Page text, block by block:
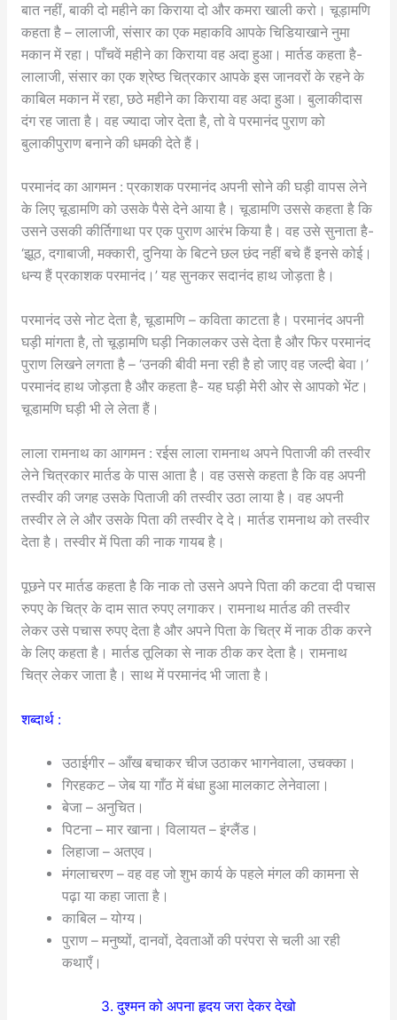
बात नहीं, बाकी दो महीने का किराया दो और कमरा खाली करो। चूड़ामणि
कहता है – लालाजी, संसार का एक महाकवि आपके चिडियाखाने नुमा
मकान में रहा। पाँचवें महीने का किराया वह अदा हुआ। मार्तड कहता है-
लालाजी, संसार का एक श्रेष्ठ चित्रकार आपके इस जानवरों के रहने के
काबिल मकान में रहा, छठे महीने का किराया वह अदा हुआ। बुलाकीदास
दंग रह जाता है। वह ज्यादा जोर देता है, तो वे परमानंद पुराण को
बुलाकीपुराण बनाने की धमकी देते हैं।
परमानंद का आगमन : प्रकाशक परमानंद अपनी सोने की घड़ी वापस लेने
के लिए चूडामणि को उसके पैसे देने आया है। चूडामणि उससे कहता है कि
उसने उसकी कीर्तिगाथा पर एक पुराण आरंभ किया है। वह उसे सुनाता है-
‘झूठ, दगाबाजी, मक्कारी, दुनिया के बिटने छल छंद नहीं बचे हैं इनसे कोई।
धन्य हैं प्रकाशक परमानंद।’ यह सुनकर सदानंद हाथ जोड़ता है।
परमानंद उसे नोट देता है, चूडामणि – कविता काटता है। परमानंद अपनी
घड़ी मांगता है, तो चूड़ामणि घड़ी निकालकर उसे देता है और फिर परमानंद
पुराण लिखने लगता है – ‘उनकी बीवी मना रही है हो जाए वह जल्दी बेवा।’
परमानंद हाथ जोड़ता है और कहता है- यह घड़ी मेरी ओर से आपको भेंट।
चूडामणि घड़ी भी ले लेता हैं।
लाला रामनाथ का आगमन : रईस लाला रामनाथ अपने पिताजी की तस्वीर
लेने चित्रकार मार्तड के पास आता है। वह उससे कहता है कि वह अपनी
तस्वीर की जगह उसके पिताजी की तस्वीर उठा लाया है। वह अपनी
तस्वीर ले ले और उसके पिता की तस्वीर दे दे। मार्तड रामनाथ को तस्वीर
देता है। तस्वीर में पिता की नाक गायब है।
पूछने पर मार्तड कहता है कि नाक तो उसने अपने पिता की कटवा दी पचास
रुपए के चित्र के दाम सात रुपए लगाकर। रामनाथ मार्तड की तस्वीर
लेकर उसे पचास रुपए देता है और अपने पिता के चित्र में नाक ठीक करने
के लिए कहता है। मार्तड तूलिका से नाक ठीक कर देता है। रामनाथ
चित्र लेकर जाता है। साथ में परमानंद भी जाता है।
शब्दार्थ :
उठाईगीर – आँख बचाकर चीज उठाकर भागनेवाला, उचक्का।
गिरहकट – जेब या गाँठ में बंधा हुआ मालकाट लेनेवाला।
बेजा – अनुचित।
पिटना – मार खाना। विलायत – इंग्लैंड।
लिहाजा – अतएव।
मंगलाचरण – वह वह जो शुभ कार्य के पहले मंगल की कामना से
पढ़ा या कहा जाता है।
काबिल – योग्य।
पुराण – मनुष्यों, दानवों, देवताओं की परंपरा से चली आ रही
कथाएँ।
3. दुश्मन को अपना हृदय जरा देकर देखो